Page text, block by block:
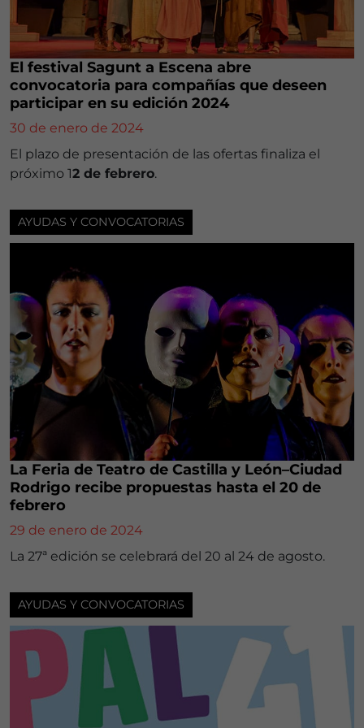
El festival Sagunt a Escena abre
convocatoria para compañías que deseen
participar en su edición 2024
30 de enero de 2024
El plazo de presentación de las ofertas finaliza el
próximo 12 de febrero.
AYUDAS Y CONVOCATORIAS
La Feria de Teatro de Castilla y León–Ciudad
Rodrigo recibe propuestas hasta el 20 de
febrero
29 de enero de 2024
La 27ª edición se celebrará del 20 al 24 de agosto.
AYUDAS Y CONVOCATORIAS